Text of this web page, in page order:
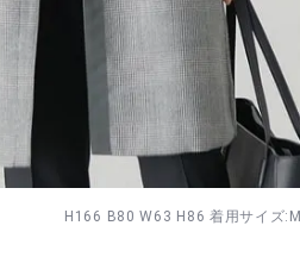
H166 B80 W63 H86 着用サイズ:M